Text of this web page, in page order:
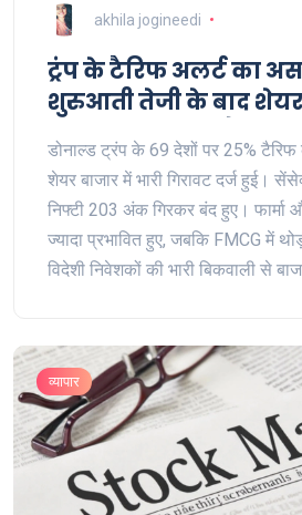
akhila jogineedi
ट्रंप के टैरिफ अलर्ट का
शुरुआती तेजी के बाद शेयर
गिरावट
डोनाल्ड ट्रंप के 69 देशों पर 25% टैरिफ
शेयर बाजार में भारी गिरावट दर्ज
निफ्टी 203 अंक गिरकर बंद हुए।
ज्यादा प्रभावित हुए, जबकि FMCG में
विदेशी निवेशकों की भारी बिकवाली से
व्यापार